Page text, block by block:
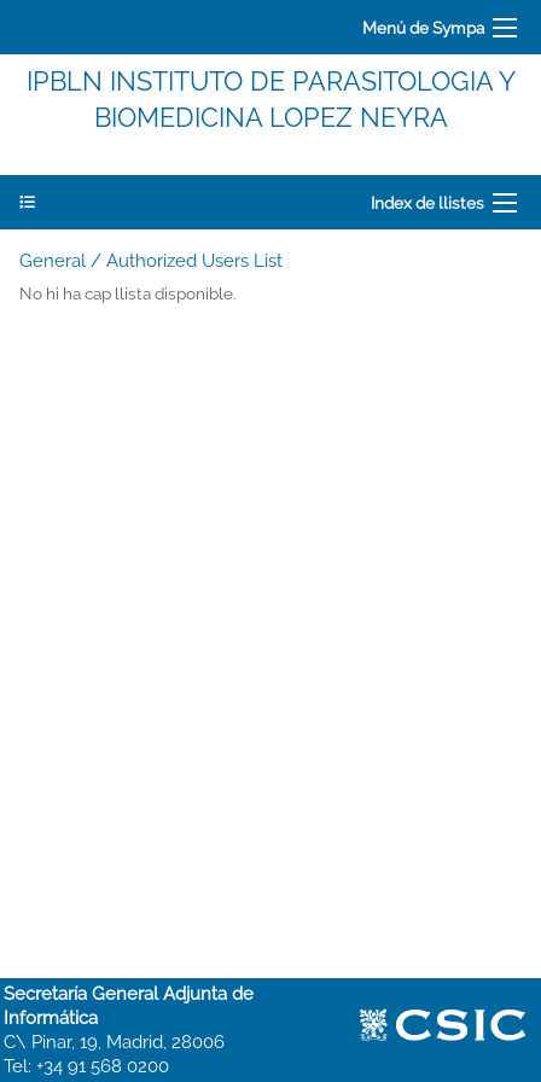
Menú de Sympa
IPBLN INSTITUTO DE PARASITOLOGIA Y
BIOMEDICINA LOPEZ NEYRA
Index de llistes
General / Authorized Users List
No hi ha cap llista disponible.
Secretaría General Adjunta de
Informática
C\ Pinar, 19, Madrid, 28006
Tel: +34 91 568 0200